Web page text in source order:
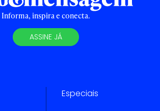
Informa, inspira e conecta.
ASSINE JÁ
Especiais